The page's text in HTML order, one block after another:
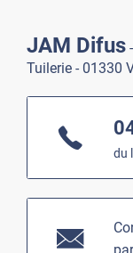
JAM Difus
Tuilerie - 01330
du